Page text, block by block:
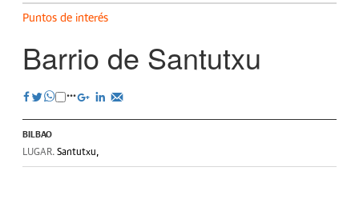
Puntos de interés
Barrio de Santutxu
BILBAO
LUGAR. Santutxu,